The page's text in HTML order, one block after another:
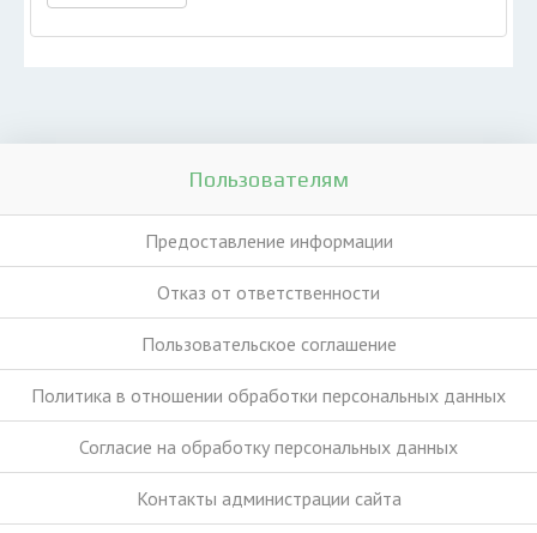
Пользователям
Предоставление информации
Отказ от ответственности
Пользовательское соглашение
Политика в отношении обработки персональных данных
Согласие на обработку персональных данных
Контакты администрации сайта